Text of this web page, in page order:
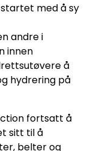
med å sy
andre i
innen
å
hydrering på
fortsatt å
sitt til å
belter og